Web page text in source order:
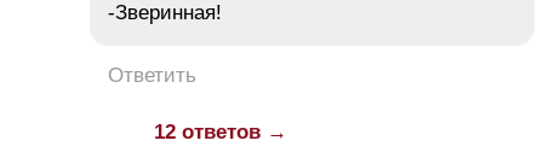
-Зверинная!
Ответить
12 ответов →